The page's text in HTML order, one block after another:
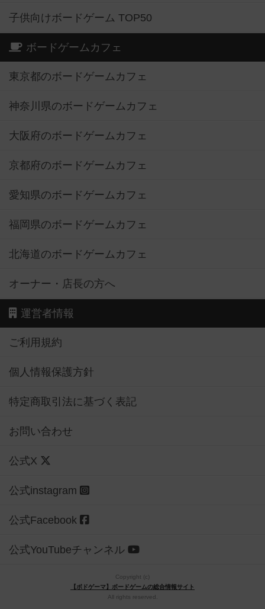
子供向けボードゲーム TOP50
ボードゲームカフェ
東京都のボードゲームカフェ
神奈川県のボードゲームカフェ
大阪府のボードゲームカフェ
京都府のボードゲームカフェ
愛知県のボードゲームカフェ
福岡県のボードゲームカフェ
北海道のボードゲームカフェ
オーナー・店長の方へ
運営者情報
ご利用規約
個人情報保護方針
特定商取引法に基づく表記
お問い合わせ
公式X
公式instagram
公式Facebook
公式YouTubeチャンネル
Copyright (c)
【ボドゲーマ】ボードゲームの総合情報サイト
All rights reserved.